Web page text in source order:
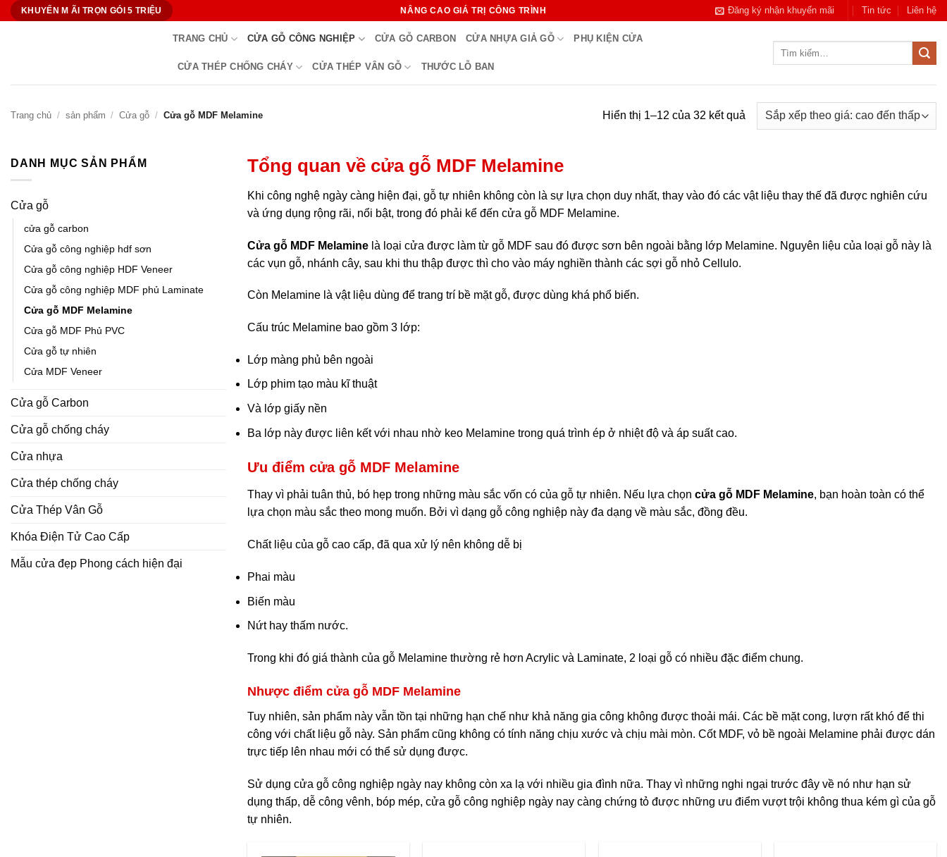
Bỏ
KHUYẾN M ÃI TRỌN GÓI 5 TRIỆU NÂNG CAO GIÁ TRỊ CÔNG TRÌNH Đăng ký nhận khuyến mãi Tin tức Liên hệ
TRANG CHỦ CỬA GỖ CÔNG NGHIỆP CỬA GỖ CARBON CỬA NHỰA GIẢ GỖ PHỤ KIỆN CỬA
CỬA THÉP CHỐNG CHÁY CỬA THÉP VÂN GỖ THƯỚC LỖ BAN
Trang chủ / sản phẩm / Cửa gỗ / Cửa gỗ MDF Melamine Hiển thị 1–12 của 32 kết quảĐã
sắp
cao
DANH MỤC SẢN PHẨM
Cửa gỗ
cửa gỗ carbon
Cửa gỗ công nghiệp hdf sơn
Cửa gỗ công nghiệp HDF Veneer
Cửa gỗ công nghiệp MDF phủ Laminate
Cửa gỗ MDF Melamine
Cửa gỗ MDF Phủ PVC
Cửa gỗ tự nhiên
Cửa MDF Veneer
Cửa gỗ Carbon
Cửa gỗ chống cháy
Cửa nhựa
Cửa thép chống cháy
Cửa Thép Vân Gỗ
Khóa Điện Tử Cao Cấp
Mẫu cửa đẹp Phong cách hiện đại
Tổng quan về cửa gỗ MDF Melamine
Khi công nghệ ngày càng hiện đại, gỗ tự nhiên không còn là sự lựa chọn duy nhất, thay vào đó các vật liệu thay thế đã được nghiên cứu
và ứng dụng rộng rãi, nổi bật, trong đó phải kể đến cửa gỗ MDF Melamine.
Cửa gỗ MDF Melamine là loại cửa được làm từ gỗ MDF sau đó được sơn bên ngoài bằng lớp Melamine. Nguyên liệu của loại gỗ này là
các vụn gỗ, nhánh cây, sau khi thu thập được thì cho vào máy nghiền thành các sợi gỗ nhỏ Cellulo.
Còn Melamine là vật liệu dùng để trang trí bề mặt gỗ, được dùng khá phổ biến.
Cấu trúc Melamine bao gồm 3 lớp:
Lớp màng phủ bên ngoài
Lớp phim tạo màu kĩ thuật
Và lớp giấy nền
Ba lớp này được liên kết với nhau nhờ keo Melamine trong quá trình ép ở nhiệt độ và áp suất cao.
Ưu điểm cửa gỗ MDF Melamine
Thay vì phải tuân thủ, bó hẹp trong những màu sắc vốn có của gỗ tự nhiên. Nếu lựa chọn cửa gỗ MDF Melamine, bạn hoàn toàn có thể
lựa chọn màu sắc theo mong muốn. Bởi vì dạng gỗ công nghiệp này đa dạng về màu sắc, đồng đều.
Chất liệu của gỗ cao cấp, đã qua xử lý nên không dễ bị
Phai màu
Biến màu
Nứt hay thấm nước.
Trong khi đó giá thành của gỗ Melamine thường rẻ hơn Acrylic và Laminate, 2 loại gỗ có nhiều đặc điểm chung.
Nhược điểm cửa gỗ MDF Melamine
Tuy nhiên, sản phẩm này vẫn tồn tại những hạn chế như khả năng gia công không được thoải mái. Các bề mặt cong, lượn rất khó để thi
công với chất liệu gỗ này. Sản phẩm cũng không có tính năng chịu xước và chịu mài mòn. Cốt MDF, vỏ bề ngoài Melamine phải được dán
trực tiếp lên nhau mới có thể sử dụng được.
Sử dụng cửa gỗ công nghiệp ngày nay không còn xa lạ với nhiều gia đình nữa. Thay vì những nghi ngại trước đây về nó như hạn sử
dụng thấp, dễ công vênh, bóp mép, cửa gỗ công nghiệp ngày nay càng chứng tỏ được những ưu điểm vượt trội không thua kém gì của gỗ
tự nhiên.